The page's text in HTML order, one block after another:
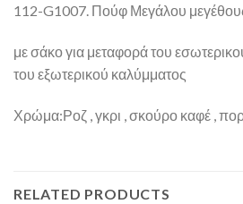
112-G1007. Πούφ Μεγάλου
με σάκο για μεταφορά του
του εξωτερικού καλύμματος
Χρώμα:Ροζ , γκρι , σκούρο καφέ ,
RELATED PRODUCTS